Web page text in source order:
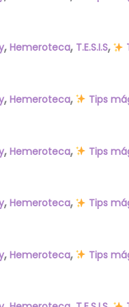
, Hemeroteca, T.E.S.I.S,
, Hemeroteca, Tips
, Hemeroteca, Tips
, Hemeroteca, Tips
, Hemeroteca, Tips